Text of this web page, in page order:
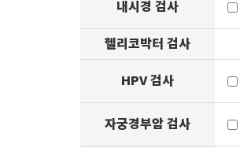
내시경 검사
헬리코박터 검사
HPV 검사
자궁경부암 검사